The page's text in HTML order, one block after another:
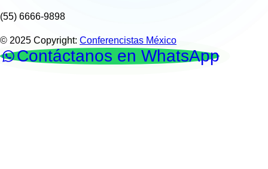
(55) 6666-9898
© 2025 Copyright: Conferencistas México
Contáctanos en WhatsApp